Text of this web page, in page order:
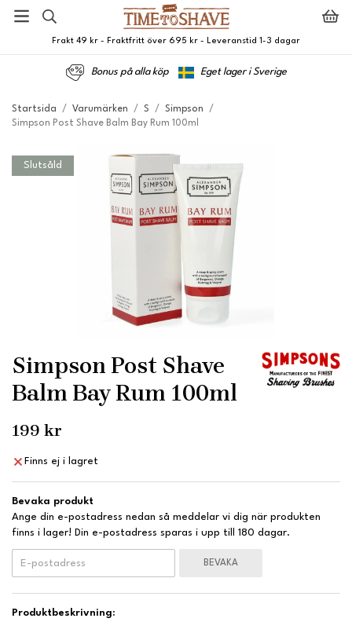
Frakt 49 kr - Fraktfritt över 695 kr - Leveranstid 1-3 dagar
Bonus på alla köp Eget lager i Sverige
Startsida / Varumärken / S / Simpson
/
Simpson Post Shave Balm Bay Rum 100ml
Slutsåld
Simpson Post Shave
Balm Bay Rum 100ml
199 kr
Finns ej i lagret
Bevaka produkt
Ange din e-postadress nedan så meddelar vi dig när produkten
finns i lager! Din e-postadress sparas i upp till 180 dagar.
BEVAKA
Produktbeskrivning: